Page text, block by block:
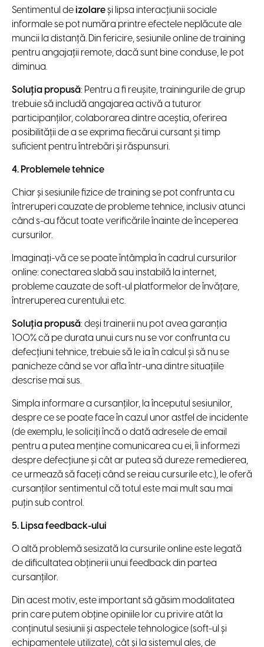
Sentimentul deizolareși lipsa interacțiunii sociale
informale se pot număra printre efectele neplăcute ale
muncii la distanță. Din fericire, sesiunile online de training
pentru angajații remote, dacă sunt bine conduse, le pot
diminua.
Soluția propusă: Pentru a fi reușite, trainingurile de grup
trebuie să includă angajarea activă a tuturor
participanților, colaborarea dintre aceștia, oferirea
posibilității de a se exprima fiecărui cursant și timp
suficient pentru întrebări și răspunsuri.
4. Problemele tehnice
Chiar și sesiunile fizice de training se pot confrunta cu
întreruperi cauzate de probleme tehnice, inclusiv atunci
când s-au făcut toate verificările înainte de începerea
cursurilor.
Imaginați-vă ce se poate întâmpla în cadrul cursurilor
online: conectarea slabă sau instabilă la internet,
probleme cauzate de soft-ul platformelor de învățare,
întreruperea curentului etc.
Soluția propusă: deși trainerii nu pot avea garanția
100% că pe durata unui curs nu se vor confrunta cu
defecțiuni tehnice, trebuie să le ia în calcul și să nu se
panicheze când se vor afla într-una dintre situațiile
descrise mai sus.
Simpla informare a cursanților, la începutul sesiunilor,
despre ce se poate face în cazul unor astfel de incidente
(de exemplu, le soliciți încă o dată adresele de email
pentru a putea menține comunicarea cu ei, îi informezi
despre defecțiune și cât ar putea să dureze remedierea,
ce urmează să faceți când se reiau cursurile etc.), le oferă
cursanților sentimentul că totul este mai mult sau mai
puțin sub control.
5. Lipsa feedback-ului
O altă problemă sesizată la cursurile online este legată
de dificultatea obținerii unui feedback din partea
cursanților.
Din acest motiv, este important să găsim modalitatea
prin care putem obține opiniile lor cu privire atât la
conținutul sesiunii și aspectele tehnologice (soft-ul și
echipamentele utilizate), cât și la sistemul ales, de